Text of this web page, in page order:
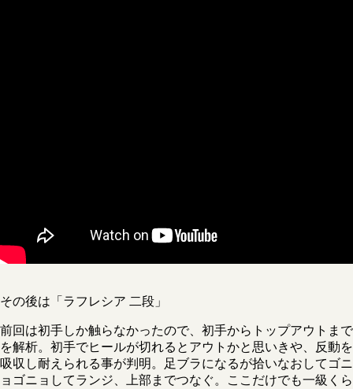
その後は「ラフレシア 二段」
前回は初手しか触らなかったので、初手からトップアウトまで
を解析。初手でヒールが切れるとアウトかと思いきや、反動を
吸収し耐えられる事が判明。足ブラになるが拾いなおしてゴニ
ョゴニョしてランジ、上部までつなぐ。ここだけでも一級くら